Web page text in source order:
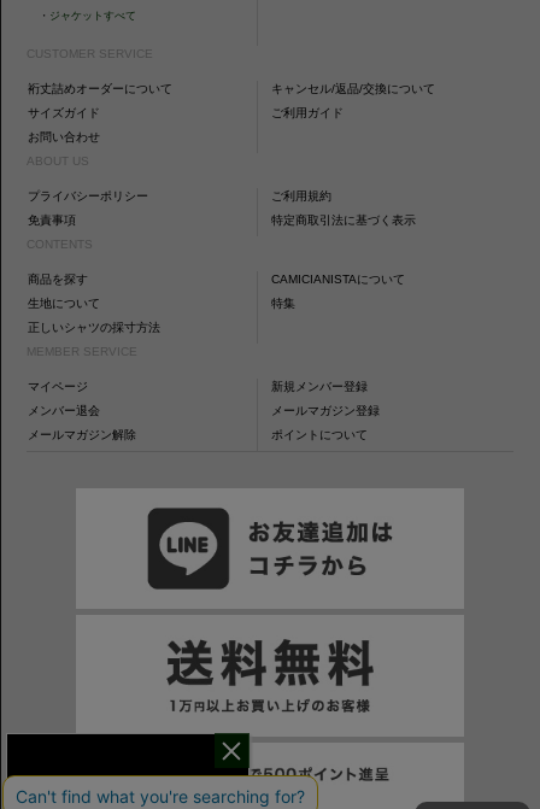
・ ジャケットすべて
CUSTOMER SERVICE
裄丈詰めオーダーについて
キャンセル/返品/交換について
サイズガイド
ご利用ガイド
お問い合わせ
ABOUT US
プライバシーポリシー
ご利用規約
免責事項
特定商取引法に基づく表示
CONTENTS
商品を探す
CAMICIANISTAについて
生地について
特集
正しいシャツの採寸方法
MEMBER SERVICE
マイページ
新規メンバー登録
メンバー退会
メールマガジン登録
メールマガジン解除
ポイントについて